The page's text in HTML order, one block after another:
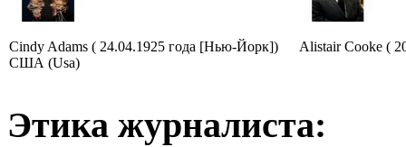
Cindy Adams ( 24.04.1925 года [Нью-Йорк])
США (Usa)
Alistair Cooke (
Этика журналиста: